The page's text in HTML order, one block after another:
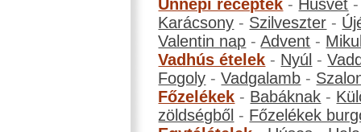
Ünnepi receptek - Húsvét
Karácsony - Szilveszter -
Valentin nap -Advent -
Vadhús ételek - Nyúl -
Fogoly -Vadgalamb -
Főzelékek - Babáknak -
zöldségből - Főzelékek